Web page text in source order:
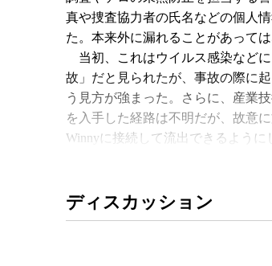
真や捜査協力者の氏名などの個人
た。本来外に漏れることがあって
当初、これはウイルス感染など
故」だと見られたが、事故の際に
う見方が強まった。さらに、産業
を入手した経路は不明だが、故意
Winnyに接続して流出できるように
イルを転載、Twitterのアカウント
高木氏は、ここまで手の込んだ手
やきでの日本語の使い方が不自然
いることから、外国人によるもの
また、文書の入手方法について
ディスカッション